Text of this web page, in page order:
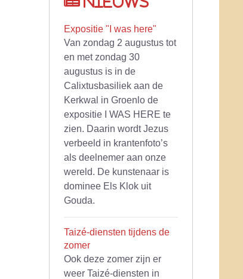
Expositie "I was here"
Van zondag 2 augustus tot
en met zondag 30
augustus is in de
Calixtusbasiliek aan de
Kerkwal in Groenlo de
expositie I WAS HERE te
zien. Daarin wordt Jezus
verbeeld in krantenfoto’s
als deelnemer aan onze
wereld. De kunstenaar is
dominee Els Klok uit
Gouda.
Taizé-diensten tijdens de
zomer
Ook deze zomer zijn er
weer Taizé-diensten in